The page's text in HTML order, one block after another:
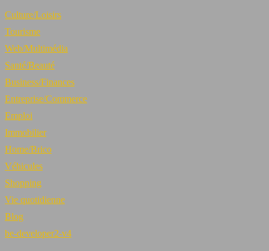
Culture/Loisirs
Tourisme
Web/Multimédia
Santé/Beauté
Business/Finances
Entreprise/Commerce
Emploi
Immobilier
Home/Brico
Véhicules
Shopping
Vie quotidienne
Blog
be-developer2-v4